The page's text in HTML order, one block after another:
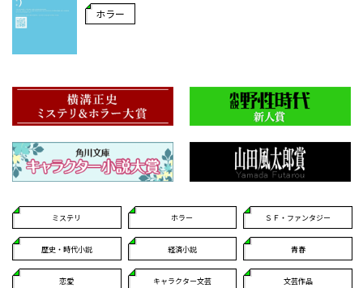
ホラー
ミステリ ホラー ＳＦ・ファンタジー
歴史・時代小説 経済小説 青春
恋愛 キャラクター文芸 文芸作品